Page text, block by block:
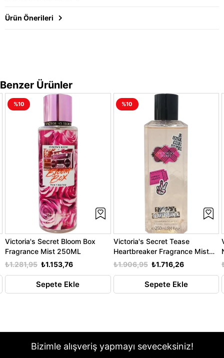
Ürün Önerileri
Benzer Ürünler
Victoria's Secret Bloom Box
Fragrance Mist 250ML
₺1.153,76
₺1.281,95
Sepete Ekle
%10
Victoria's Secret Tease
Heartbreaker Fragrance Mist
250ML
₺1.716,26
₺1.906,95
Sepete Ekle
%10
Bizimle alışveriş yapmayı seveceksiniz!